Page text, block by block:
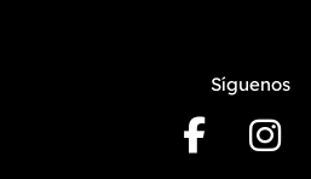
Síguenos